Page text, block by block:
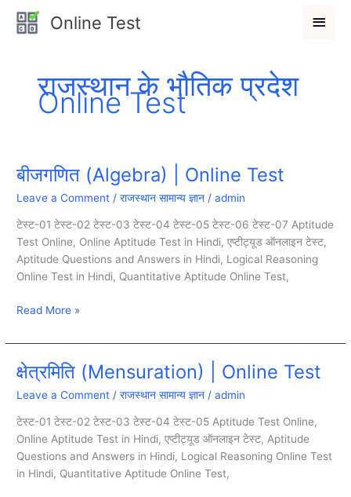
Online Test
Main
राजस्थान के भौतिक प्रदेश
Online Test
बीजगणित (Algebra) | Online Test
Leave a Comment /राजस्थान सामान्य ज्ञान /admin
टेस्ट-01 टेस्ट-02 टेस्ट-03 टेस्ट-04 टेस्ट-05 टेस्ट-06 टेस्ट-07 Aptitude
Test Online, Online Aptitude Test in Hindi, एप्टीट्यूड ऑनलाइन टेस्ट,
Aptitude Questions and Answers in Hindi, Logical Reasoning
Online Test in Hindi, Quantitative Aptitude Online Test,
बीजगणित
|
Online
Test
Read More »
क्षेत्रमिति (Mensuration) | Online Test
Leave a Comment /राजस्थान सामान्य ज्ञान /admin
टेस्ट-01 टेस्ट-02 टेस्ट-03 टेस्ट-04 टेस्ट-05 Aptitude Test Online,
Online Aptitude Test in Hindi, एप्टीट्यूड ऑनलाइन टेस्ट, Aptitude
Questions and Answers in Hindi, Logical Reasoning Online Test
in Hindi, Quantitative Aptitude Online Test,
क्षेत्रमिति
(Mensuration)
|
Online
Test